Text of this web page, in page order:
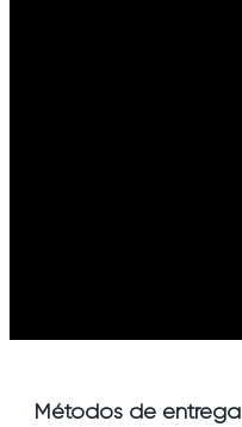
Métodos de entrega